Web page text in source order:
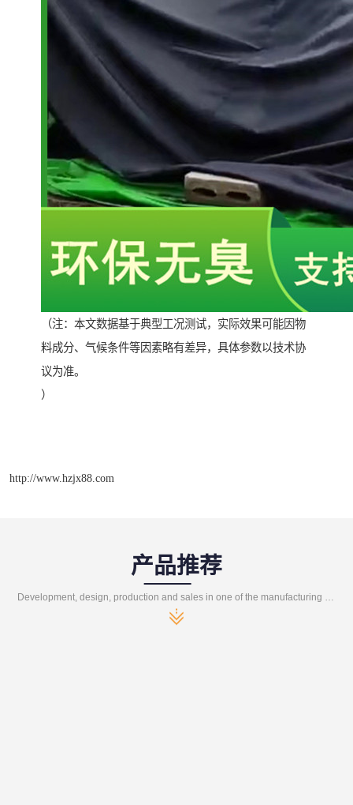
（注：本文数据基于典型工况测试，实际效果可能因物
料成分、气候条件等因素略有差异，具体参数以技术协
议为准。
）
http://www.hzjx88.com
产品推荐